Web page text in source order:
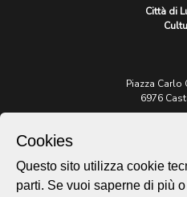
Città di
Piazza Carlo
6976
Per
t. +41 58
Cookies
Questo sito utilizza cookie
parti. Se vuoi saperne di più